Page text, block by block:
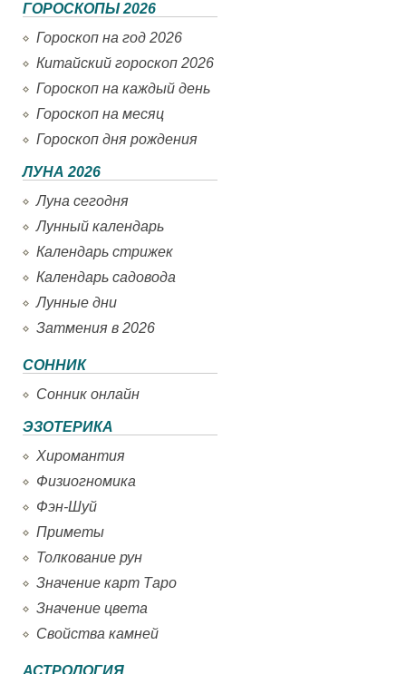
ГОРОСКОПЫ 2026
Гороскоп на год 2026
Китайский гороскоп 2026
Гороскоп на каждый день
Гороскоп на месяц
Гороскоп дня рождения
ЛУНА 2026
Луна сегодня
Лунный календарь
Календарь стрижек
Календарь садовода
Лунные дни
Затмения в 2026
СОННИК
Сонник онлайн
ЭЗОТЕРИКА
Хиромантия
Физиогномика
Фэн-Шуй
Приметы
Толкование рун
Значение карт Таро
Значение цвета
Свойства камней
АСТРОЛОГИЯ